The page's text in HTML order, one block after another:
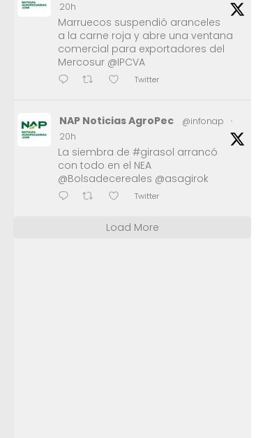
20h
Marruecos suspendió aranceles
a la carne roja y abre una ventana
comercial para exportadores del
Mercosur @IPCVA
Twitter
NAP Noticias AgroPec @infonap
·
20h
La siembra de #girasol arrancó
con todo en el NEA
@Bolsadecereales @asagirok
Twitter
Load More